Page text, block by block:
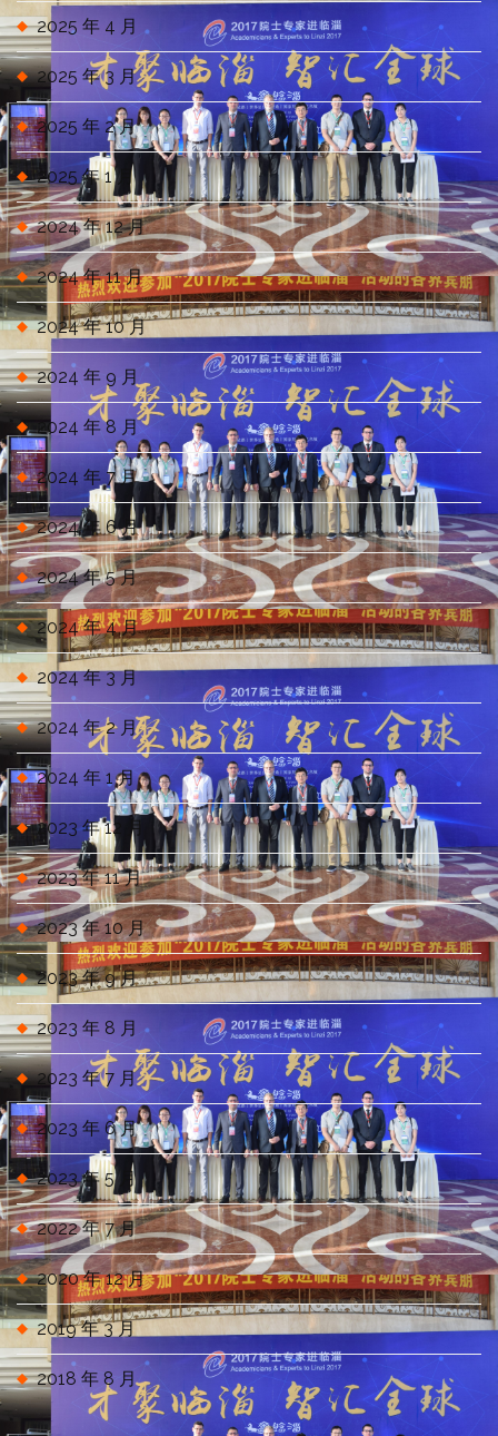
2025 年 4 月
2025 年 3 月
2025 年 2 月
2025 年 1 月
2024 年 12 月
2024 年 11 月
2024 年 10 月
2024 年 9 月
2024 年 8 月
2024 年 7 月
2024 年 6 月
2024 年 5 月
2024 年 4 月
2024 年 3 月
2024 年 2 月
2024 年 1 月
2023 年 12 月
2023 年 11 月
2023 年 10 月
2023 年 9 月
2023 年 8 月
2023 年 7 月
2023 年 6 月
2023 年 5 月
2022 年 7 月
2020 年 12 月
2019 年 3 月
2018 年 8 月